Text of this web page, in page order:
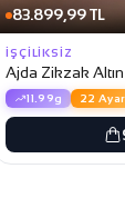
83.899,99 TL
İŞÇILIKSIZ
Ajda Zikzak
11.99g 22 Ayar